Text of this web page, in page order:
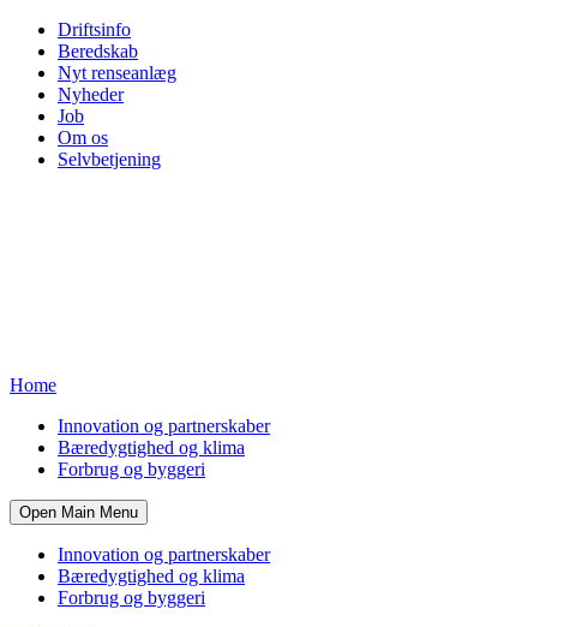
Driftsinfo
Beredskab
Nyt renseanlæg
Nyheder
Job
Om os
Selvbetjening
Home
Innovation og partnerskaber
Bæredygtighed og klima
Forbrug og byggeri
Open Main Menu
Innovation og partnerskaber
Bæredygtighed og klima
Forbrug og byggeri